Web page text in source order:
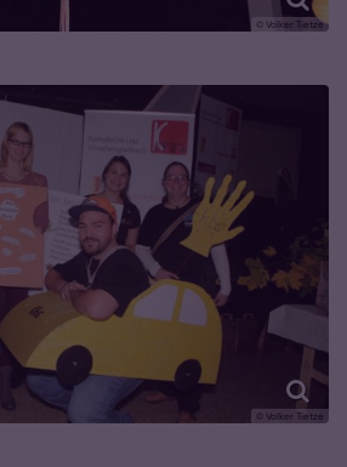
© Volker Tietze
© Volker Tietze